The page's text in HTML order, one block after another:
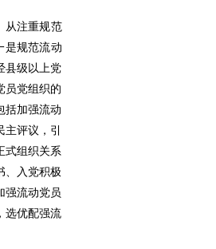
从注重规范
是规范流动
县级以上党
员党组织的
括加强流动
评议，引
式组织关系
、入党积极
强流动党员
选优配强流